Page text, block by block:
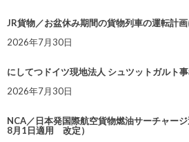
JR貨物／お盆休み期間の貨物列車の運転計
2026年7月30日
にしてつドイツ現地法人 シュツットガルト
2026年7月30日
NCA／日本発国際航空貨物燃油サーチャー
8月1日適用 改定）